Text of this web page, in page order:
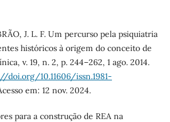
J. L. F. Um percurso pela psiquiatria
históricos à origem do conceito de
v. 19, n. 2, p. 244–262, 1 ago. 2014.
doi.org/10.11606/issn.1981-
em: 12 nov. 2024.
para a construção de REA na